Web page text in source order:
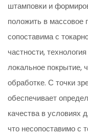
штамповки и
положить в массовое
сопоставима с
частности,
локальное покрытие,
обработке. С точки
обеспечивает
качества в условиях
что несопоставимо с